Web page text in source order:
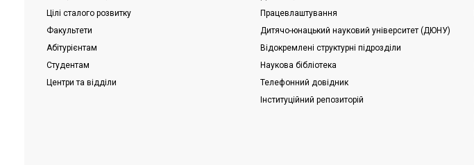
Цілі сталого розвитку
Факультети
Абітурієнтам
Студентам
Центри та відділи
Працевлаштування
Дитячо-юнацький науковий університет (ДЮНУ)
Відокремлені структурні підрозділи
Наукова бібліотека
Телефонний довідник
Інституційний репозиторій